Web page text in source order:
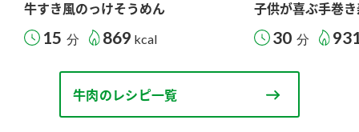
牛すき風のっけそうめん
15 分 869 kcal
子供が喜ぶ手巻
30 分
牛肉のレシピ一覧